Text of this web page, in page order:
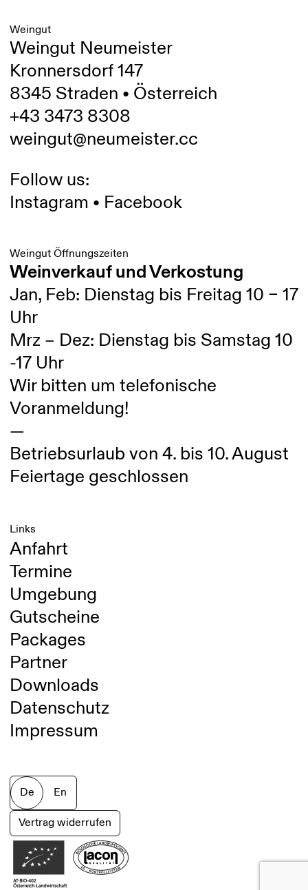
Weingut
Weingut Neumeister
Kronnersdorf 147
8345 Straden • Österreich
+43 3473 8308
weingut@neumeister.cc
Follow us:
Instagram • Facebook
Weingut Öffnungszeiten
Weinverkauf und Verkostung
Jan, Feb: Dienstag bis Freitag 10 – 17
Uhr
Mrz – Dez: Dienstag bis Samstag 10
-17 Uhr
Wir bitten um telefonische
Voranmeldung!
—
Betriebsurlaub von 4. bis 10. August
Feiertage geschlossen
Links
Anfahrt
Termine
Umgebung
Gutscheine
Packages
Partner
Downloads
Datenschutz
Impressum
De En
Vertrag widerrufen